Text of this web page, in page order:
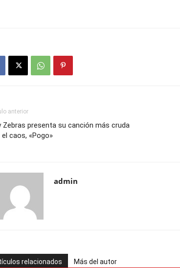
anterior
Zebras presenta su canción más cruda
el caos, «Pogo»
admin
relacionados Más del autor